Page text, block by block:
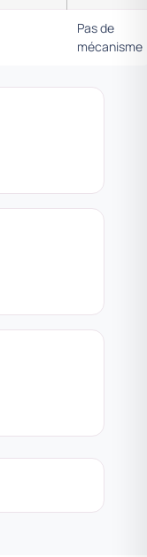
Pas de
mécanisme